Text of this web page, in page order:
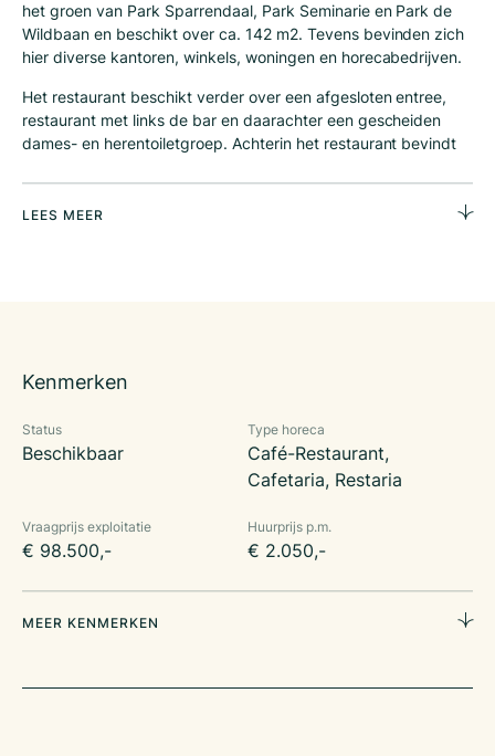
het groen van Park Sparrendaal, Park Seminarie en Park de
Wildbaan en beschikt over ca. 142 m2. Tevens bevinden zich
hier diverse kantoren, winkels, woningen en horecabedrijven.
Het restaurant beschikt verder over een afgesloten entree,
restaurant met links de bar en daarachter een gescheiden
dames- en herentoiletgroep. Achterin het restaurant bevindt
opslag/personeelsruimte. Leveranciers kunnen via een
achterom hun producten beleveren.
aangegeven voor de duur van 5 plus 5 jaar, daarna telkens
Meer informatie?
Neem contact op met Joey Hehamahua via 0611744732 of
Alle verstrekte informatie is geheel vrijblijvend en onder
voorbehoud. Hieraan kunnen geen rechten worden ontleend.
LEES MEER
Kenmerken
Status
Beschikbaar
Type horeca
Café-Restaurant,
Cafetaria, Restaria
Vraagprijs exploitatie
€ 98.500,-
Huurprijs p.m.
€ 2.050,-
MEER KENMERKEN